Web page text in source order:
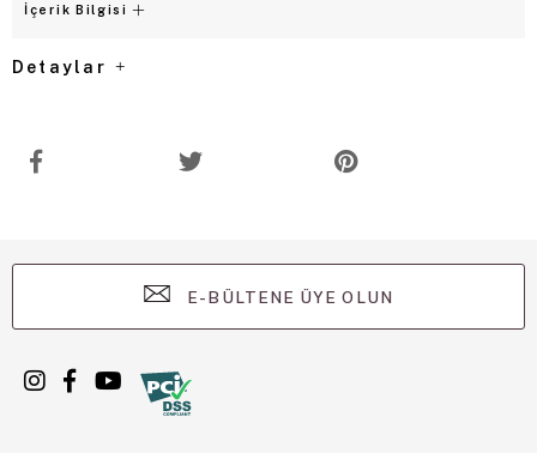
İçerik Bilgisi
Detaylar
E-BÜLTENE ÜYE OLUN